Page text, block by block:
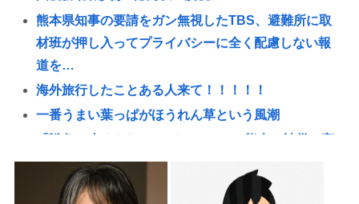
熊本県知事の要請をガン無視したTBS、避難所に取
材班が押し入ってプライバシーに全く配慮しない報
道を…
海外旅行したことある人来て！！！！！
一番うまい葉っぱがほうれん草という風潮
校生平和誓う
【悲報】大阪の花火大会、民度がガチでレベチwww